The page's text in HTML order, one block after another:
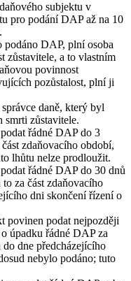
subjektu v
pro podání DAP až na 10
DAP, plní osoba
zůstavitele, a to vlastním
povinnost
pozůstalost, plní ji
daně, který byl
smrti zůstavitele.
řádné DAP do 3
zdaňovacího období,
lhůtu nelze prodloužit.
řádné DAP do 30 dnů
za část zdaňovacího
dni skončení řízení o
povinen podat nejpozději
úpadku řádné DAP za
dne předcházejícího
nebylo podáno; tuto